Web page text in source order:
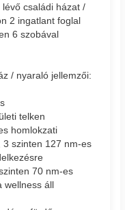
családi házat /
2 ingatlant foglal
6 szobával
/ nyaraló jellemzői:
telken
homlokzati
3 szinten 127 nm-es
70 nm-es
wellness áll